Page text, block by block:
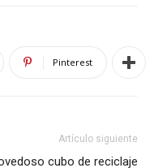
Pinterest
Artículo siguiente
cubo de reciclaje